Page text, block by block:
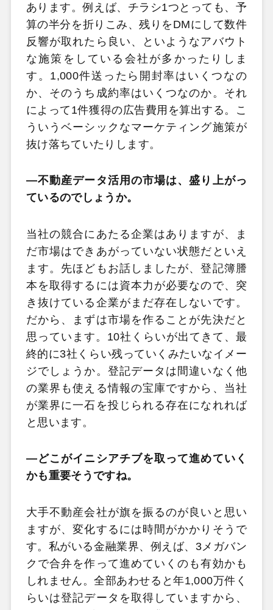
あります。例えば、チラシ1つとっても、予
算の半分を折りこみ、残りをDMにして数件
反響が取れたら良い、といようなアバウト
な施策をしている会社が多かったりしま
す。1,000件送ったら開封率はいくつなの
か、そのうち成約率はいくつなのか。それ
によって1件獲得の広告費用を算出する。こ
ういうベーシックなマーケティング施策が
抜け落ちていたりします。
―不動産データ活用の市場は、盛り上がっ
ているのでしょうか。
当社の競合にあたる企業はありますが、ま
だ市場はできあがっていない状態だといえ
ます。先ほどもお話しましたが、登記簿謄
本を取得するには資本力が必要なので、突
き抜けている企業がまだ存在しないです。
だから、まずは市場を作ることが先決だと
思っています。10社くらいが出てきて、最
終的に3社くらい残っていくみたいなイメー
ジでしょうか。登記データは間違いなく他
の業界も使える情報の宝庫ですから、当社
が業界に一石を投じられる存在になれれば
と思います。
―どこがイニシアチブを取って進めていく
かも重要そうですね。
大手不動産会社が旗を振るのが良いと思い
ますが、変化するには時間がかかりそうで
す。私がいる金融業界、例えば、3メガバン
クで合弁を作って進めていくのも有効かも
しれません。全部あわせると年1,000万件く
らいは登記データを取得していますから、